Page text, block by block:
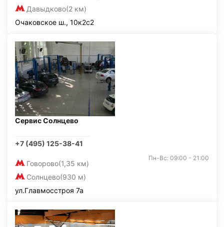
Давыдково(2 км)
Очаковское ш., 10к2с2
Сервис Солнцево
+7 (495) 125-38-41
Говорово(1,35 км)
Солнцево(930 м)
Пн-Вс: 09:00 - 21:00
ул.Главмосстроя 7а